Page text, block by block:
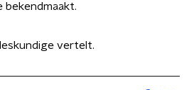
bekendmaakt.
vertelt.